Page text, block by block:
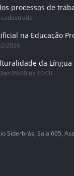
processos de
2026
09:00 às 10:00
Siderbrás, Sala 605,